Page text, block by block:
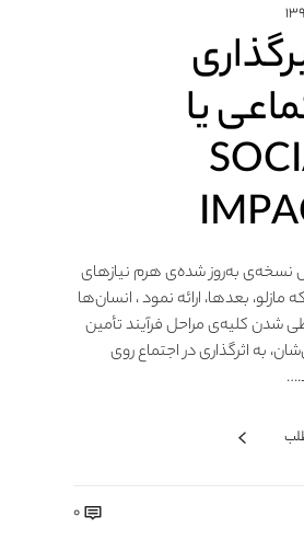
یا
نسخه‌ی به‌روز شده‌ی هرم نیازهای
مازلو، بعدها، ارائه نمود ، انسان‌ها
شدن کلیه‌ی مراحل فرآیند تأمین
به اثرگذاری در اجتماع روی
0